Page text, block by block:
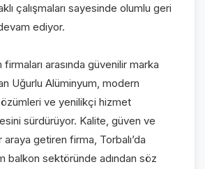
çalışmaları sayesinde olumlu geri
ediyor.
firmaları arasında güvenilir marka
Uğurlu Alüminyum, modern
ve yenilikçi hizmet
sürdürüyor. Kalite, güven ve
getiren firma, Torbalı’da
balkon sektöründe adından söz